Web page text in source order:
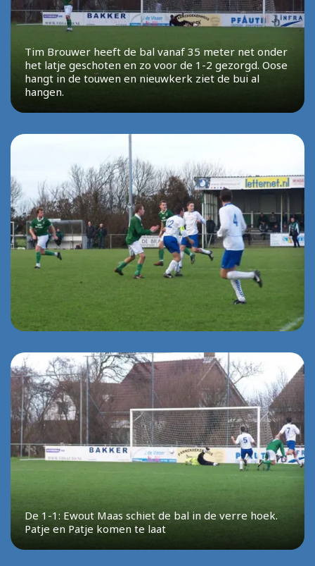
Tim Brouwer heeft de bal vanaf 35 meter net onder
het latje geschoten en zo voor de 1-2 gezorgd. Oose
hangt in de touwen en nieuwkerk ziet de bui al
hangen.
De 1-1: Ewout Maas schiet de bal in de verre hoek.
Patje en Patje komen te laat